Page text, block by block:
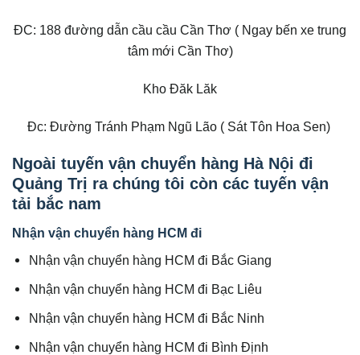
ĐC: 188 đường dẫn cầu cầu Cần Thơ ( Ngay bến xe trung
tâm mới Cần Thơ)
Kho Đăk Lăk
Đc: Đường Tránh Phạm Ngũ Lão ( Sát Tôn Hoa Sen)
Ngoài tuyến vận chuyển hàng Hà Nội đi
Quảng Trị ra chúng tôi còn các tuyến vận
tải bắc nam
Nhận vận chuyển hàng HCM đi
Nhận vận chuyển hàng HCM đi Bắc Giang
Nhận vận chuyển hàng HCM đi Bạc Liêu
Nhận vận chuyển hàng HCM đi Bắc Ninh
Nhận vận chuyển hàng HCM đi Bình Định